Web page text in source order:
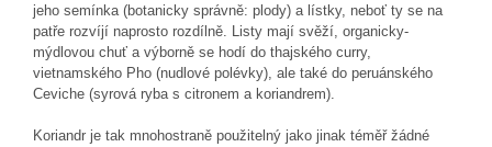
jeho semínka (botanicky správně: plody) a lístky, neboť ty se na
patře rozvíjí naprosto rozdílně. Listy mají svěží, organicky-
mýdlovou chuť a výborně se hodí do thajského curry,
vietnamského Pho (nudlové polévky), ale také do peruánského
Ceviche (syrová ryba s citronem a koriandrem).
Koriandr je tak mnohostraně použitelný jako jinak téměř žádné